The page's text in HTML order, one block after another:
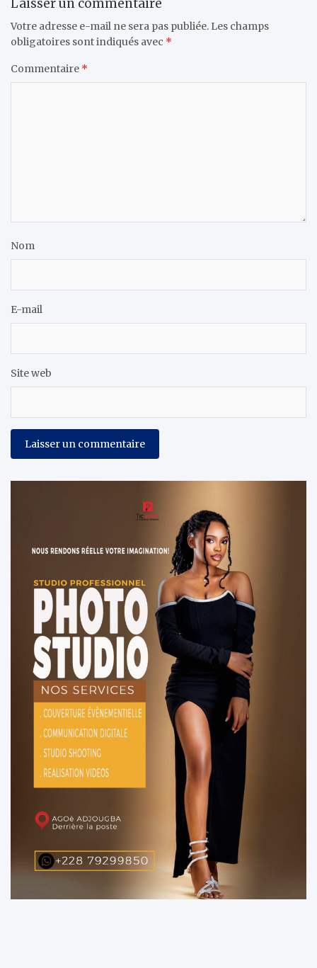
Laisser un commentaire
Votre adresse e-mail ne sera pas publiée. Les champs
obligatoires sont indiqués avec *
Commentaire *
Nom
E-mail
Site web